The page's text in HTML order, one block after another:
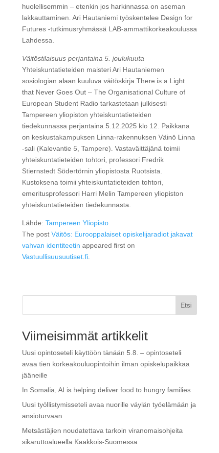
huolellisemmin – etenkin jos harkinnassa on aseman
lakkauttaminen. Ari Hautaniemi työskentelee Design for
Futures -tutkimusryhmässä LAB-ammattikorkeakoulussa
Lahdessa.
Väitöstilaisuus perjantaina 5. joulukuuta
Yhteiskuntatieteiden maisteri Ari Hautaniemen
sosiologian alaan kuuluva väitöskirja There is a Light
that Never Goes Out – The Organisational Culture of
European Student Radio tarkastetaan julkisesti
Tampereen yliopiston yhteiskuntatieteiden
tiedekunnassa perjantaina 5.12.2025 klo 12. Paikkana
on keskustakampuksen Linna-rakennuksen Väinö Linna
-sali (Kalevantie 5, Tampere). Vastaväittäjänä toimii
yhteiskuntatieteiden tohtori, professori Fredrik
Stiernstedt Södertörnin yliopistosta Ruotsista.
Kustoksena toimii yhteiskuntatieteiden tohtori,
emeritusprofessori Harri Melin Tampereen yliopiston
yhteiskuntatieteiden tiedekunnasta.
Lähde: Tampereen Yliopisto
The post Väitös: Eurooppalaiset opiskelijaradiot jakavat
vahvan identiteetin appeared first on
Vastuullisuusuutiset.fi.
Etsi
Viimeisimmät artikkelit
Uusi opintoseteli käyttöön tänään 5.8. – opintoseteli
avaa tien korkeakouluopintoihin ilman opiskelupaikkaa
jääneille
In Somalia, AI is helping deliver food to hungry families
Uusi työllistymisseteli avaa nuorille väylän työelämään ja
ansioturvaan
Metsästäjien noudatettava tarkoin viranomaisohjeita
sikaruttoalueella Kaakkois-Suomessa